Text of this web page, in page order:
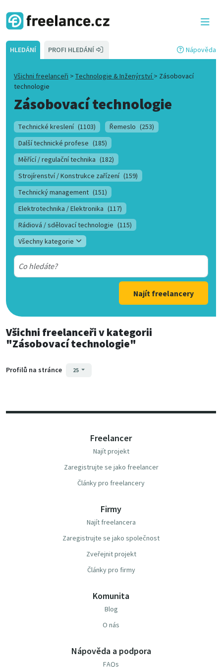
HLEDÁNÍ PROFI HLEDÁNÍ Nápověda
Všichni freelanceři > Technologie & Inženýrství> Zásobovací
technologie
Zásobovací technologie
Technické kreslení (1103) Řemeslo (253)
Další technické profese (185)
Měřící / regulační technika (182)
Strojírenství / Konstrukce zařízení (159)
Technický management (151)
Elektrotechnika / Elektronika (117)
Rádiová / sdělovací technologie (115)
Všechny kategorie
Najít freelancery
Všichni freelanceřiv kategorii
"Zásobovací technologie"
Profilů na stránce 25
Freelancer
Najít projekt
Zaregistrujte se jako freelancer
Články pro freelancery
Firmy
Najít freelancera
Zaregistrujte se jako společnost
Zveřejnit projekt
Články pro firmy
Komunita
Blog
O nás
Nápověda a podpora
FAQs